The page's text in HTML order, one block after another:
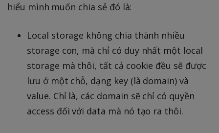
hiểu mình muốn chia sẻ đó là:
Local storage không chia thành nhiều
storage con, mà chỉ có duy nhất một local
storage mà thôi, tất cả cookie đều sẽ được
lưu ở một chỗ, dạng key (là domain) và
value. Chỉ là, các domain sẽ chỉ có quyền
access đối với data mà nó tạo ra thôi.